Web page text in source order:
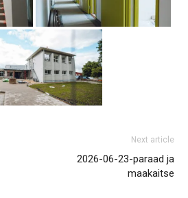
Next article
2026-06-23-paraad ja
maakaitse